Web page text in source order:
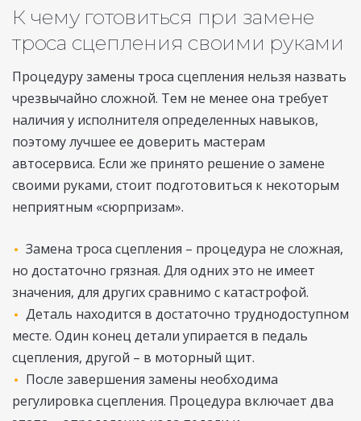
К чему готовиться при замене
троса сцепления своими руками
Процедуру замены троса сцепления нельзя назвать
чрезвычайно сложной. Тем не менее она требует
наличия у исполнителя определенных навыков,
поэтому лучшее ее доверить мастерам
автосервиса. Если же принято решение о замене
своими руками, стоит подготовиться к некоторым
неприятным «сюрпризам».
Замена троса сцепления – процедура не сложная,
но достаточно грязная. Для одних это не имеет
значения, для других сравнимо с катастрофой.
Деталь находится в достаточно труднодоступном
месте. Один конец детали упирается в педаль
сцепления, другой – в моторный щит.
После завершения замены необходима
регулировка сцепления. Процедура включает два